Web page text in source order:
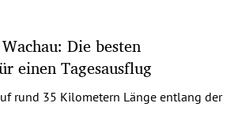
Die besten
einen Tagesausflug
rund 35 Kilometern Länge entlang der